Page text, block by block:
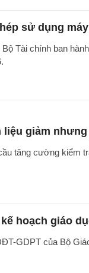
sử dụng
Tài chính ban
liệu giảm
tăng cường kiểm
hoạch giáo
GDPT của Bộ